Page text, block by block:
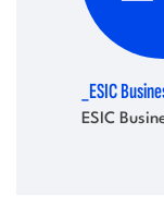
_ESIC
ESIC